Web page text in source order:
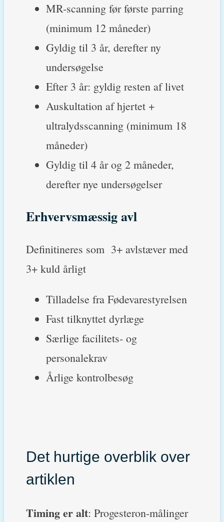
MR-scanning før første parring
(minimum 12 måneder)
Gyldig til 3 år, derefter ny
undersøgelse
Efter 3 år: gyldig resten af livet
Auskultation af hjertet +
ultralydsscanning (minimum 18
måneder)
Gyldig til 4 år og 2 måneder,
derefter nye undersøgelser
Erhvervsmæssig avl
Definitineres som 3+ avlstæver med
3+ kuld årligt
Tilladelse fra Fødevarestyrelsen
Fast tilknyttet dyrlæge
Særlige facilitets- og
personalekrav
Årlige kontrolbesøg
Det hurtige overblik over
artiklen
Timing er alt: Progesteron-målinger